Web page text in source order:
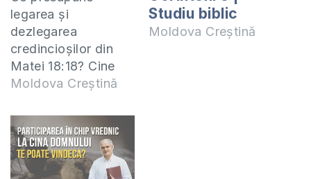
legarea și
dezlegarea
credincioșilor din
Matei 18:18? Cine
poate face legarea
se face? Poate
preotul dezlega
păcatele unui om?
Vă invit să privim
Moldova Creștină
Studiu biblic
Moldova Creștină